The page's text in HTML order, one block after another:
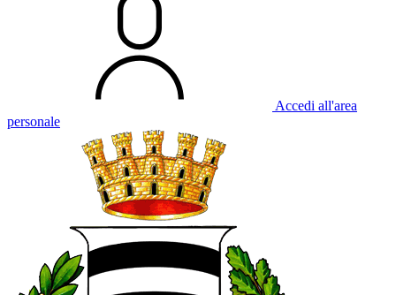
Accedi all'area
personale